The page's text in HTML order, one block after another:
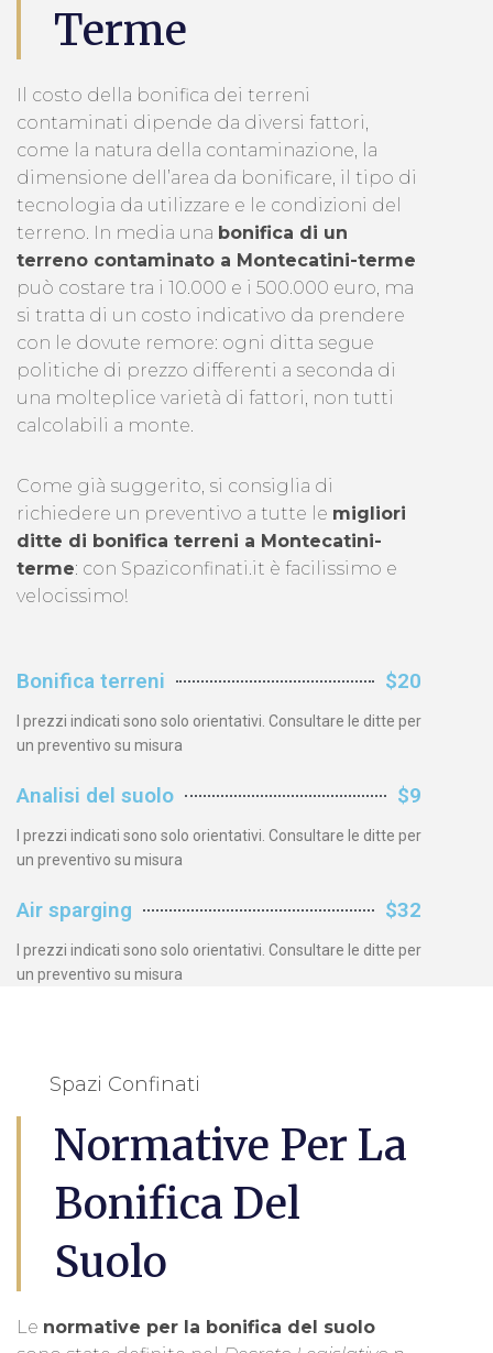
Terme
Il costo della bonifica dei terreni
contaminati dipende da diversi fattori,
come la natura della contaminazione, la
dimensione dell’area da bonificare, il tipo di
tecnologia da utilizzare e le condizioni del
terreno. In media una bonifica di un
terreno contaminato a Montecatini-terme
può costare tra i 10.000 e i 500.000 euro, ma
si tratta di un costo indicativo da prendere
con le dovute remore: ogni ditta segue
politiche di prezzo differenti a seconda di
una molteplice varietà di fattori, non tutti
calcolabili a monte.
Come già suggerito, si consiglia di
richiedere un preventivo a tutte le migliori
ditte di bonifica terreni a Montecatini-
terme: con Spaziconfinati.it è facilissimo e
velocissimo!
Bonifica terreni $20
I prezzi indicati sono solo orientativi. Consultare le ditte per
un preventivo su misura
Analisi del suolo $9
I prezzi indicati sono solo orientativi. Consultare le ditte per
un preventivo su misura
Air sparging $32
I prezzi indicati sono solo orientativi. Consultare le ditte per
un preventivo su misura
Spazi Confinati
Normative Per La
Bonifica Del
Suolo
Le normative per la bonifica del suolo